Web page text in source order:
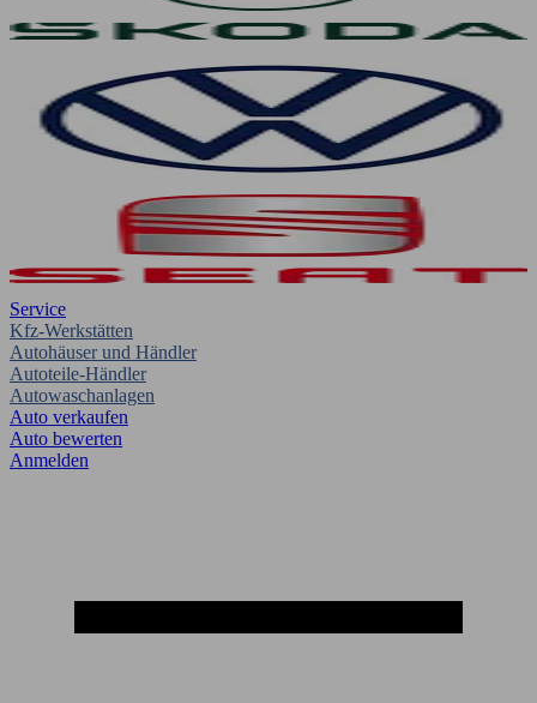
Service
Kfz-Werkstätten
Autohäuser und Händler
Autoteile-Händler
Autowaschanlagen
Auto verkaufen
Auto bewerten
Anmelden